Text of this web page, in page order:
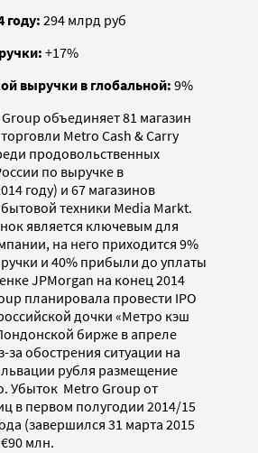
году: 294 млрд руб
+17%
выручки в глобальной: 9%
объединяет 81 магазин
Metro Cash & Carry
продовольственных
по выручке в
году) и 67 магазинов
техники Media Markt.
является ключевым для
на него приходится 9%
и 40% прибыли до уплаты
JPMorgan на конец 2014
планировала провести IPO
дочки «Метро кэш
бирже в апреле
за обострения ситуации на
рубля размещение
Убыток Metro Group от
в первом полугодии 2014/15
(завершился 31 марта 2015
млн.